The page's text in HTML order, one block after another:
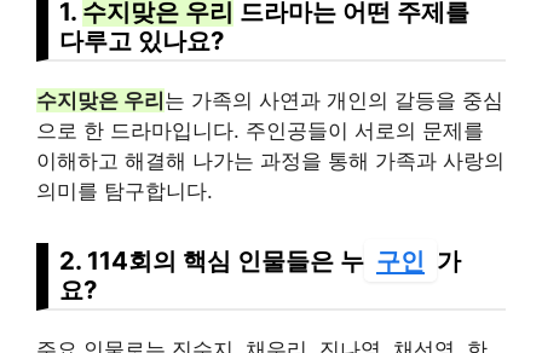
1. 수지맞은 우리 드라마는 어떤 주제를
다루고 있나요?
수지맞은 우리는 가족의 사연과 개인의 갈등을 중심
으로 한 드라마입니다. 주인공들이 서로의 문제를
이해하고 해결해 나가는 과정을 통해 가족과 사랑의
의미를 탐구합니다.
2. 114회의 핵심 인물들은 누 구인 가
요?